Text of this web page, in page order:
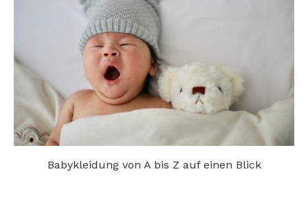
Babykleidung von A bis Z auf einen Blick